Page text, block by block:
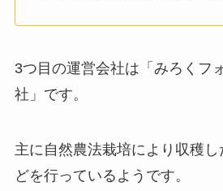
3つ目の運営会社は「みろくフ
社」です。
主に自然農法栽培により収穫
どを行っているようです。